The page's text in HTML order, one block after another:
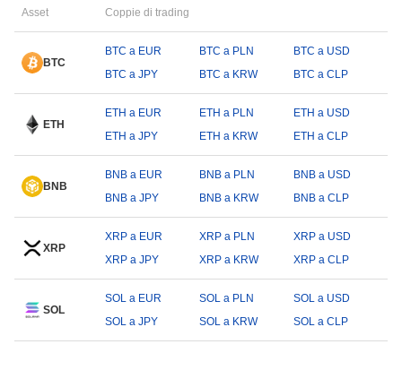
Asset Coppie di trading
BTC
BTC a EUR BTC a PLN
BTC a USD
BTC a JPY
BTC a KRW BTC a CLP
ETH
ETH a EUR ETH a PLN
ETH a USD
ETH a JPY
ETH a KRW ETH a CLP
BNB
BNB a EUR BNB a PLN
BNB a USD
BNB a JPY
BNB a KRW BNB a CLP
XRP
XRP a EUR XRP a PLN
XRP a USD
XRP a JPY
XRP a KRW XRP a CLP
SOL
SOL a EUR SOL a PLN
SOL a USD
SOL a JPY
SOL a KRW SOL a CLP